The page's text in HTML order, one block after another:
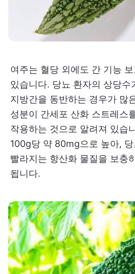
여주는 혈당 외에도 간 기능
있습니다. 당뇨 환자의 상당수
지방간을 동반하는 경우가 많
성분이 간세포 산화 스트레스
작용하는 것으로 알려져 있습
100g당 약 80mg으로 높아,
빨라지는 항산화 물질을 보충
됩니다.